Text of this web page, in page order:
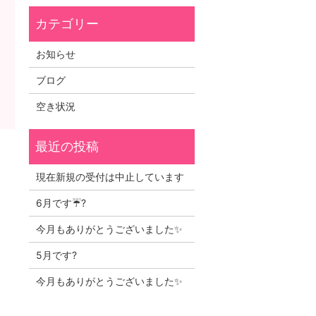
お知らせ
ブログ
空き状況
現在新規の受付は中止しています
6月です☔?
今月もありがとうございました✨
5月です?
今月もありがとうございました✨